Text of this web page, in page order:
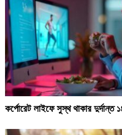
কর্পোরেট লাইফে সুস্থ থাকার দুর্দান্ত